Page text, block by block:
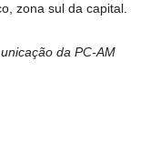
zona sul da capital.
da PC-AM